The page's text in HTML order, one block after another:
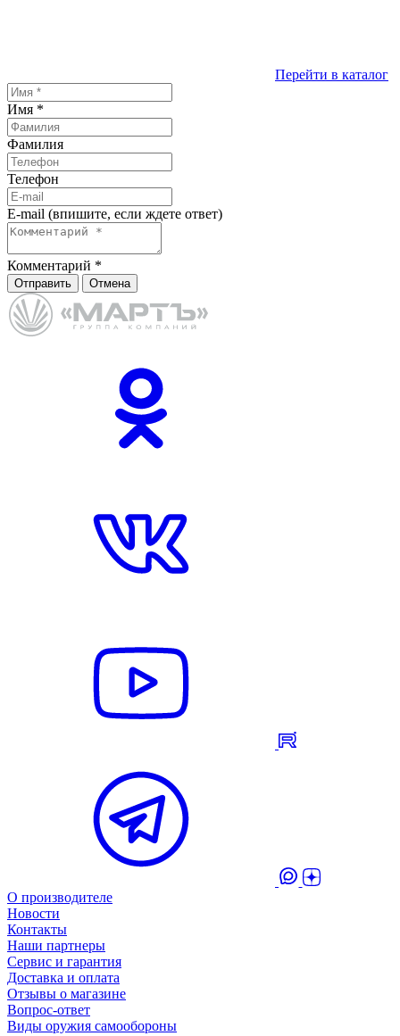
Перейти в каталог
Имя *
Фамилия
Телефон
E-mail (впишите, если ждете ответ)
Комментарий *
Отправить Отмена
О производителе
Новости
Контакты
Наши партнеры
Сервис и гарантия
Доставка и оплата
Отзывы о магазине
Вопрос-ответ
Виды оружия самообороны